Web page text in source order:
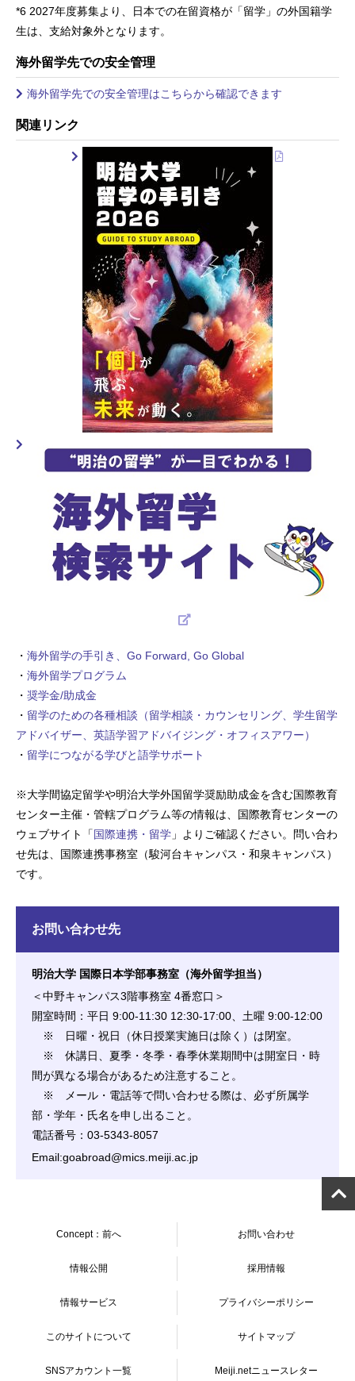
*6 2027年度募集より、日本での在留資格が「留学」の外国籍学
生は、支給対象外となります。
海外留学先での安全管理
海外留学先での安全管理はこちらから確認できます
関連リンク
・ 海外留学の手引き、Go Forward, Go Global
・ 海外留学プログラム
・ 奨学金/助成金
・ 留学のための各種相談（留学相談・カウンセリング、学生留学
アドバイザー、英語学習アドバイジング・オフィスアワー）
・ 留学につながる学びと語学サポート
※大学間協定留学や明治大学外国留学奨励助成金を含む国際教育
センター主催・管轄プログラム等の情報は、国際教育センターの
ウェブサイト「 国際連携・留学 」よりご確認ください。問い合わ
せ先は、国際連携事務室（駿河台キャンパス・和泉キャンパス）
です。
お問い合わせ先
明治大学 国際日本学部事務室（海外留学担当）
＜中野キャンパス3階事務室 4番窓口＞
開室時間：平日 9:00-11:30 12:30-17:00、土曜 9:00-12:00
※ 日曜・祝日（休日授業実施日は除く）は閉室。
※ 休講日、夏季・冬季・春季休業期間中は開室日・時
間が異なる場合があるため注意すること。
※ メール・電話等で問い合わせる際は、必ず所属学
部・学年・氏名を申し出ること。
電話番号：03-5343-8057
Email:goabroad@mics.meiji.ac.jp
Concept：前へ お問い合わせ
情報公開 採用情報
情報サービス プライバシーポリシー
このサイトについて サイトマップ
SNSアカウント一覧 Meiji.netニュースレター